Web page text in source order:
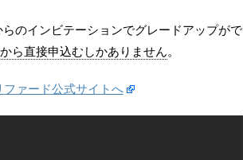
のインビテーションでグレードアップがで
ら直接申込むしかありません。
ァード公式サイトへ